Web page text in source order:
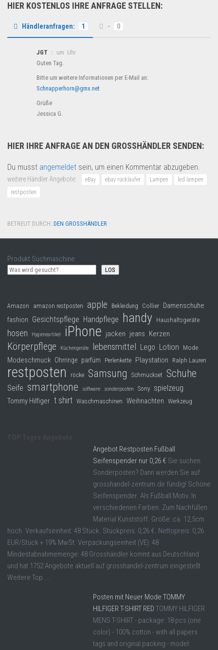
HIER KOSTENLOS IHRE ANFRAGE STELLEN:
Händleranfragen: 1 - 0
JGT
um Uhr
Guten Tag.
Bitte um weitere Informationen per E-Mail an:
Schnapperhorn@gmx.net
Grüße
Jessica G.
HIER IHRE ANFRAGE AN DEN GROSSHÄNDLER SENDEN:
Du musst angemeldet sein, um einen Kommentar abzugeben.
weitere Händler Angebote: eBay ebay rückläufer Lampen
led lampen
restposten
BETREUT DURCH: DEN GROSSHÄNDLER ·
Produkt Suchmaschine
LOS
Amazon amazon restposten apple Bekleidung Collier Damenschuhe
fashion Gesichtspflege Handpflege handy Haushaltsgeräte
hosen Hygieneartikel iPhone jacken jeans Kerzen
Körperpflege Küchengeräte lebensmittel Lego Lotion Mode
Modeschmuck Ohrringe parfüm Perlenkette Playstation Ralph Lauren
restposten röcke Samsung Schmuckset Schuhe
Seife smartphone software sonderposten Sony spielzeug
Tommy Hilfiger t shirt Waschmaschinen Weihnachten Werkzeug
Angebot Restposten Fußball
Seifenspender nur 0,26 € Sie suchen
Sonderposten? Dann werden Sie auf
grosshandel-zentrum.de fündig! Schöne
Seifenspender. Als Fußball Motiv. In
verschiedenen Farben. Zum Nachfüllen.
Material Kunststoff. Größe: ca. 12,5cm
hoch. Verkaufseinheit: 48 Stück. Stückpreis: 0,26 €. Nettopreis: 0,26
EUR/Stück + 19% MwSt. Verpackungseinheit (VE): 48
Mindestabnahmemenge: 48 Grosshändler kommt aus Deutschland
und hat 1752 Angebote aktuell auf grosshandel-zentrum eingestellt.
Weitere Top ...
Posten mit Neuer Mode TOMMY
HILFIGER T-SHIRT RED TOMMY HILFIGER
MENS T-SHIRT - package: 18 pcs (one
color) - 100% cotton - with all papers
tags and original packing - model: